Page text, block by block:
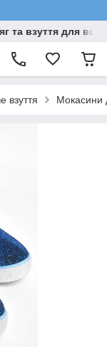
взуття для всієї
взуття Мокасини